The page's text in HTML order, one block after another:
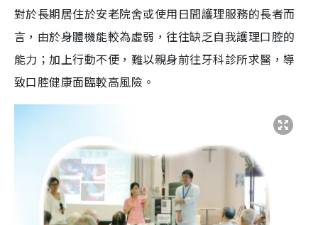
對於長期居住於安老院舍或使用日間護理服務的長者而
言，由於身體機能較為虛弱，往往缺乏自我護理口腔的
能力；加上行動不便，難以親身前往牙科診所求醫，導
致口腔健康面臨較高風險。